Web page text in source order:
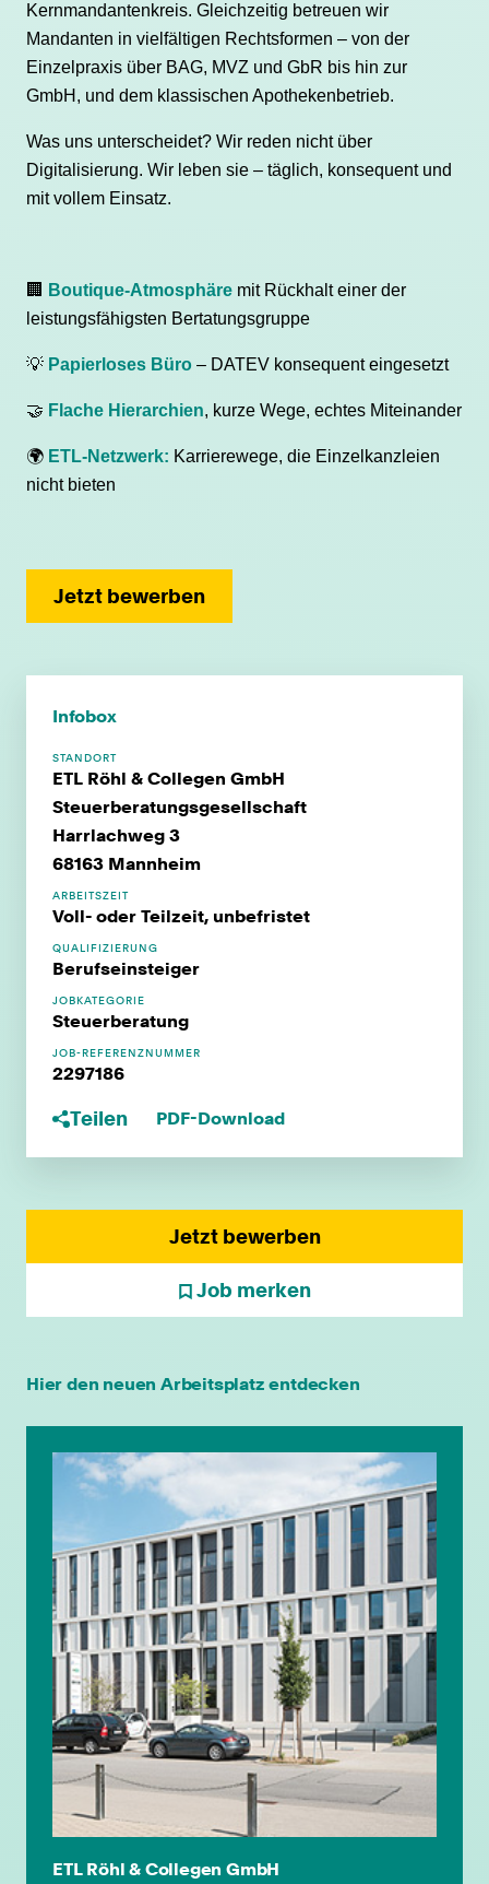
Kernmandantenkreis. Gleichzeitig betreuen wir
Mandanten in vielfältigen Rechtsformen – von der
Einzelpraxis über BAG, MVZ und GbR bis hin zur
GmbH, und dem klassischen Apothekenbetrieb.
Was uns unterscheidet? Wir reden nicht über
Digitalisierung. Wir leben sie – täglich, konsequent und
mit vollem Einsatz.
🏢 Boutique-Atmosphäre mit Rückhalt einer der
leistungsfähigsten Bertatungsgruppe
💡 Papierloses Büro – DATEV konsequent eingesetzt
🤝 Flache Hierarchien, kurze Wege, echtes Miteinander
🌍 ETL-Netzwerk: Karrierewege, die Einzelkanzleien
nicht bieten
Jetzt bewerben
Infobox
STANDORT
ETL Röhl & Collegen GmbH
Steuerberatungsgesellschaft
Harrlachweg 3
68163 Mannheim
ARBEITSZEIT
Voll- oder Teilzeit, unbefristet
QUALIFIZIERUNG
Berufseinsteiger
JOBKATEGORIE
Steuerberatung
JOB-REFERENZNUMMER
2297186
Teilen PDF-Download
Jetzt bewerben
Job merken
Hier den neuen Arbeitsplatz entdecken
ETL Röhl & Collegen GmbH
individuelle Fort- & Weiterbildung